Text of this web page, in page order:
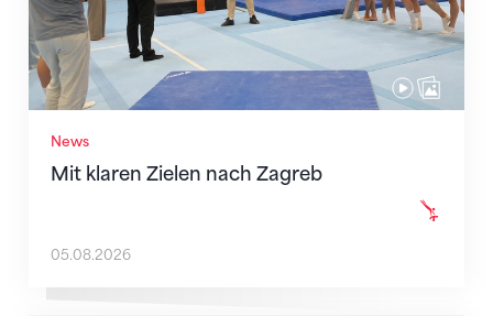
News
Mit klaren Zielen nach Zagreb
05.08.2026